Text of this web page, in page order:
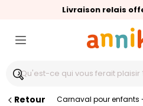
Livraison relais
🥇Palmarès Capital
⭐⭐⭐⭐⭐4,6/5(24
Retour Carnaval pour enfants